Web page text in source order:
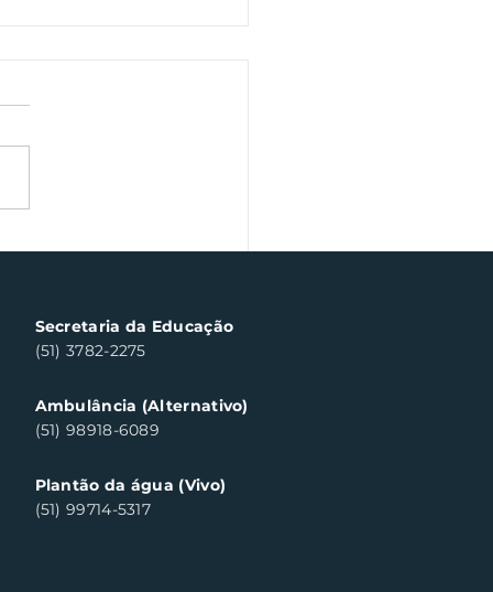
Secretaria da Educação
(51) 3782-2275
Ambulância (Alternativo)
(51) 98918-6089
Plantão da água (Vivo)
(51) 99714-5317